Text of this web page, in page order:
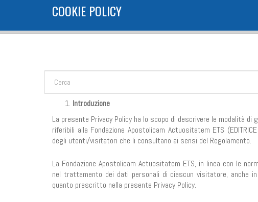
COOKIE POLICY
FORM DI RICERCA
Introduzione
La presente Privacy Policy ha lo scopo di descrivere le modalità
riferibili alla Fondazione Apostolicam Actuositatem ETS
degli utenti/visitatori che li consultano ai sensi del Regolamento.
La Fondazione Apostolicam Actuositatem ETS, in linea con le
nel trattamento dei dati personali di ciascun visitatore, anche
quanto prescritto nella presente Privacy Policy.